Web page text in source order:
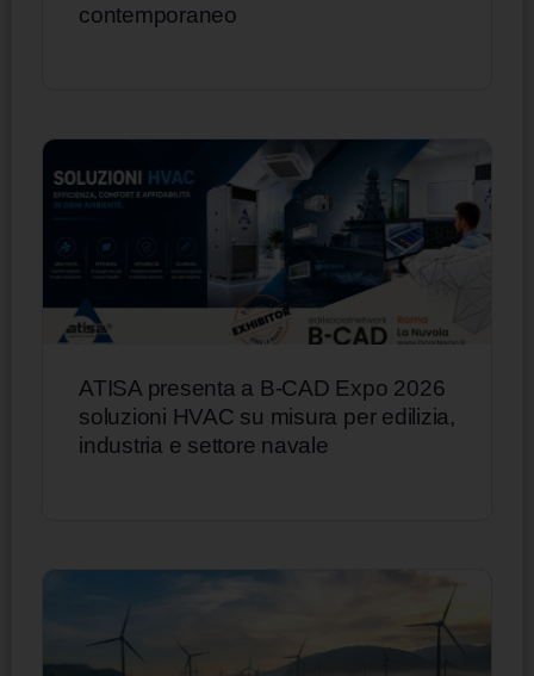
contemporaneo
ATISA presenta a B-CAD Expo 2026
soluzioni HVAC su misura per edilizia,
industria e settore navale